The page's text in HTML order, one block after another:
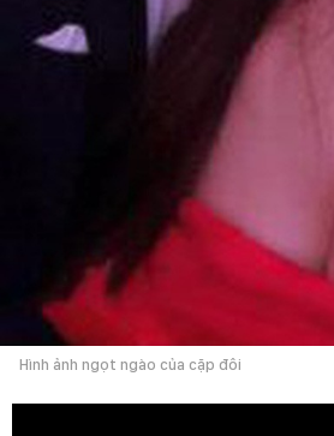
Hình ảnh ngọt ngào của cặp đôi